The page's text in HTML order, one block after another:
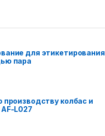
для этикетирования
пара
производству колбас и
L027